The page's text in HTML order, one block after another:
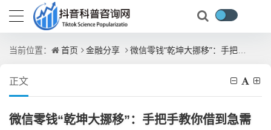
当前位置： 首页 金融分享 微信零钱“乾坤大挪移”：手把手教你借到急需的“小金库”
正文
微信零钱“乾坤大挪移”：手把手教你借到急需